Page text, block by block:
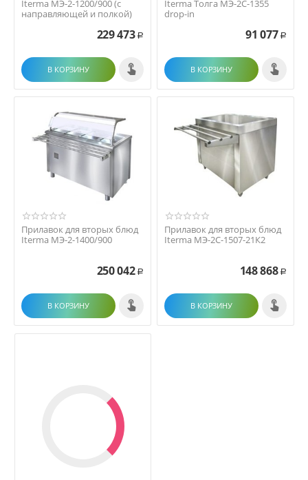
Iterma МЭ-2-1200/900 (с
направляющей и полкой)
229 473 Р
В КОРЗИНУ
Iterma Толга МЭ-2С-1355
drop-in
91 077 Р
В КОРЗИНУ
Прилавок для вторых блюд
Iterma МЭ-2-1400/900
250 042 Р
В КОРЗИНУ
Прилавок для вторых блюд
Iterma МЭ-2С-1507-21К2
148 868 Р
В КОРЗИНУ